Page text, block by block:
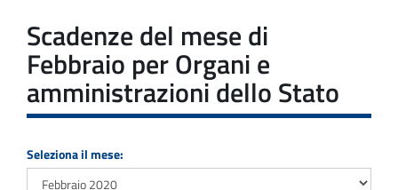
Scadenze del mese di
Febbraio per Organi e
amministrazioni dello Stato
Seleziona il mese: